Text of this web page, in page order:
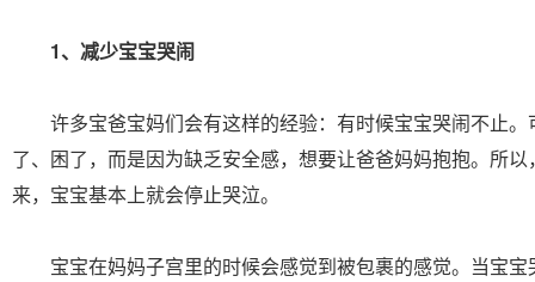
1、减少宝宝哭闹
许多宝爸宝妈们会有这样的经验：有时候宝宝哭闹不止。
了、困了，而是因为缺乏安全感，想要让爸爸妈妈抱抱。所
来，宝宝基本上就会停止哭泣。
宝宝在妈妈子宫里的时候会感觉到被包裹的感觉。当宝宝